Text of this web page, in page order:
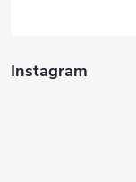
Instagram